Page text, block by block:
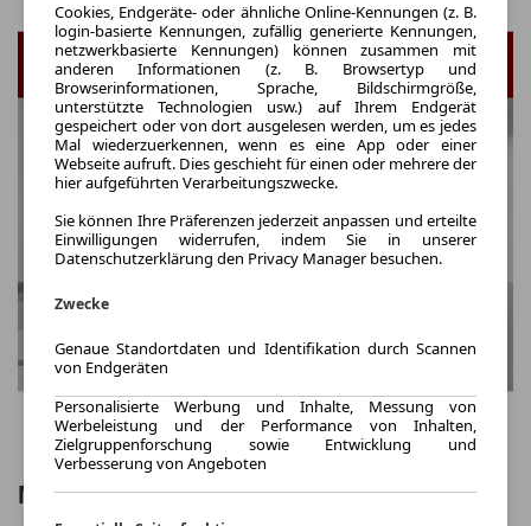
Mazda 3 2027 140ps Aut. HOMURA NAVI
Cookies, Endgeräte- oder ähnliche Online-Kennungen (z. B.
login-basierte Kennungen, zufällig generierte Kennungen,
netzwerkbasierte Kennungen) können zusammen mit
anderen Informationen (z. B. Browsertyp und
Browserinformationen, Sprache, Bildschirmgröße,
unterstützte Technologien usw.) auf Ihrem Endgerät
gespeichert oder von dort ausgelesen werden, um es jedes
Mal wiederzuerkennen, wenn es eine App oder einer
Webseite aufruft. Dies geschieht für einen oder mehrere der
hier aufgeführten Verarbeitungszwecke.
Sie können Ihre Präferenzen jederzeit anpassen und erteilte
Einwilligungen widerrufen, indem Sie in unserer
Datenschutzerklärung den Privacy Manager besuchen.
Zwecke
Genaue Standortdaten und Identifikation durch Scannen
von Endgeräten
Personalisierte Werbung und Inhalte, Messung von
Werbeleistung und der Performance von Inhalten,
Zielgruppenforschung sowie Entwicklung und
Verbesserung von Angeboten